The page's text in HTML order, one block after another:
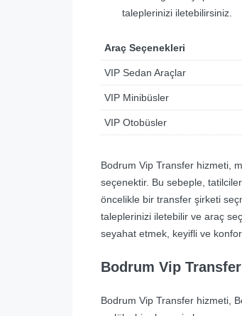
taleplerinizi iletebilirsiniz.
Araç Seçenekleri
VIP Sedan Araçlar
VIP Minibüsler
VIP Otobüsler
Bodrum Vip Transfer hizmeti,
seçenektir. Bu sebeple,
öncelikle bir transfer şirketi
taleplerinizi iletebilir ve araç
seyahat etmek, keyifli ve
Bodrum Vip
Bodrum Vip Transfer hizmeti,